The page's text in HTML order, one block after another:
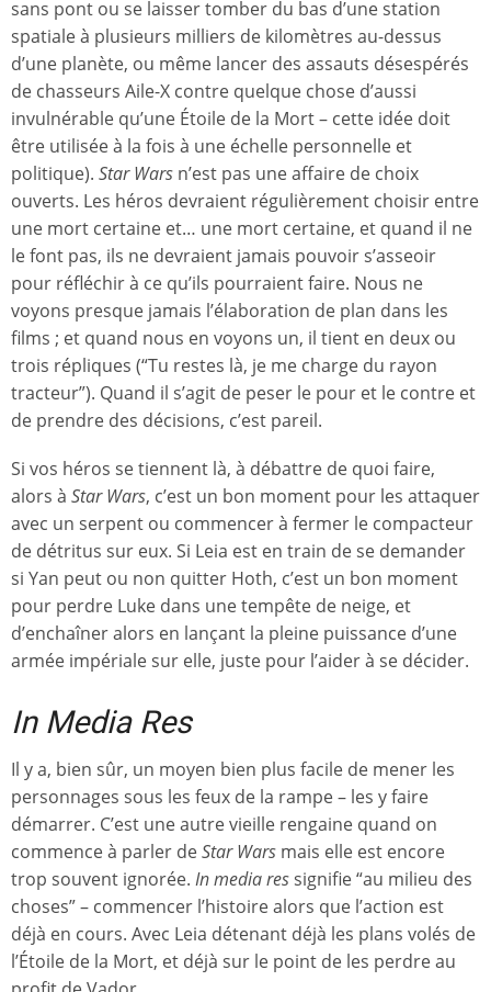
sans pont ou se laisser tomber du bas d’une station
spatiale à plusieurs milliers de kilomètres au-dessus
d’une planète, ou même lancer des assauts désespérés
de chasseurs Aile-X contre quelque chose d’aussi
invulnérable qu’une Étoile de la Mort – cette idée doit
être utilisée à la fois à une échelle personnelle et
politique). Star Wars n’est pas une affaire de choix
ouverts. Les héros devraient régulièrement choisir entre
une mort certaine et… une mort certaine, et quand il ne
le font pas, ils ne devraient jamais pouvoir s’asseoir
pour réfléchir à ce qu’ils pourraient faire. Nous ne
voyons presque jamais l’élaboration de plan dans les
films ; et quand nous en voyons un, il tient en deux ou
trois répliques (“Tu restes là, je me charge du rayon
tracteur”). Quand il s’agit de peser le pour et le contre et
de prendre des décisions, c’est pareil.
Si vos héros se tiennent là, à débattre de quoi faire,
alors à Star Wars, c’est un bon moment pour les attaquer
avec un serpent ou commencer à fermer le compacteur
de détritus sur eux. Si Leia est en train de se demander
si Yan peut ou non quitter Hoth, c’est un bon moment
pour perdre Luke dans une tempête de neige, et
d’enchaîner alors en lançant la pleine puissance d’une
armée impériale sur elle, juste pour l’aider à se décider.
In Media Res
Il y a, bien sûr, un moyen bien plus facile de mener les
personnages sous les feux de la rampe – les y faire
démarrer. C’est une autre vieille rengaine quand on
commence à parler deStar Wars mais elle est encore
trop souvent ignorée. In media ressignifie “au milieu des
choses” – commencer l’histoire alors que l’action est
déjà en cours. Avec Leia détenant déjà les plans volés de
l’Étoile de la Mort, et déjà sur le point de les perdre au